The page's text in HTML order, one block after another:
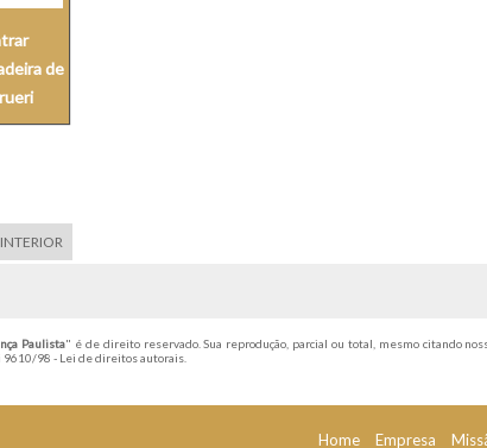
de
INTERIOR
Paulista" é de direito reservado. Sua reprodução, parcial ou total, mesmo citando
9610/98 - Lei de direitos autorais.
Home Empresa